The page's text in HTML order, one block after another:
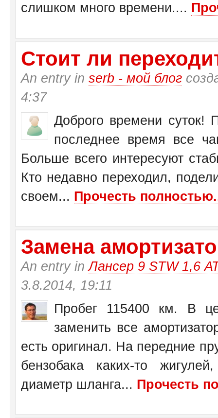
слишком много времени....
Стоит ли
An entry in serb - мой блог
4:37
Доброго времени суток!
последнее время все
Больше всего интересуют
Кто недавно переходил,
своем... Прочесть
Замена
An entry inЛансер 9 STW 1,6
3.8.2014, 19:11
Пробег 115400 км. В
заменить все
есть оригинал. На передние
бензобака каких-то
диаметр шланга... Прочесть